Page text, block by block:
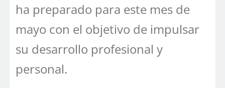
ha preparado para este mes de
mayo con el objetivo de impulsar
su desarrollo profesional y
personal.